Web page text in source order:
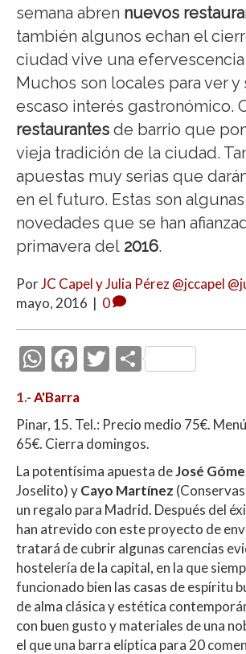
semana abren nuevos
también algunos echan el
ciudad vive una
Muchos son locales para ver y
escaso interés gastronómico.
restaurantes de barrio que
vieja tradición de la ciudad.
apuestas muy serias que
en el futuro. Estas son
novedades que se han
primavera del 2016.
PorJC Capel y Julia Pérez @jccapel
mayo, 2016 | 0
W
h
at
s
A
p
p
F
e
b
o
o
k
T
er
C
p
ar
ti
r
1.-A'Barra
Pinar, 15. Tel.: Precio medio 75€.
65€. Cierra domingos.
La potentísima apuesta deJosé
Joselito) yCayo Martínez
un regalo para Madrid. Después del
han atrevido con este proyecto de
tratará de cubrir algunas carencias
hostelería de la capital, en la que
funcionado bien las casas de espíritu
de alma clásica y estética
con buen gusto y materiales de una
el que una barra elíptica para 20